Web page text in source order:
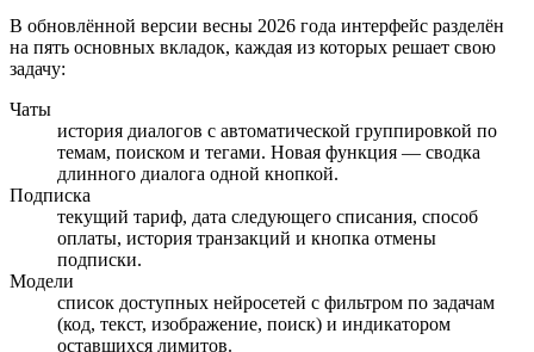
В обновлённой версии весны 2026 года интерфейс разделён
на пять основных вкладок, каждая из которых решает свою
задачу:
Чаты
история диалогов с автоматической группировкой по
темам, поиском и тегами. Новая функция — сводка
длинного диалога одной кнопкой.
Подписка
текущий тариф, дата следующего списания, способ
оплаты, история транзакций и кнопка отмены
подписки.
Модели
список доступных нейросетей с фильтром по задачам
(код, текст, изображение, поиск) и индикатором
оставшихся лимитов.